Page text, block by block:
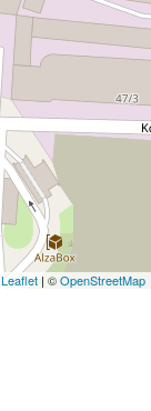
Leaflet | ©OpenStreetMap